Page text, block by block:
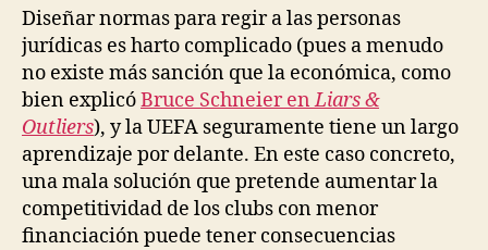
Diseñar normas para regir a las personas
jurídicas es harto complicado (pues a menudo
no existe más sanción que la económica, como
bien explicóBruce Schneier enLiars &
Outliers), y la UEFA seguramente tiene un largo
aprendizaje por delante. En este caso concreto,
una mala solución que pretende aumentar la
competitividad de los clubs con menor
financiación puede tener consecuencias